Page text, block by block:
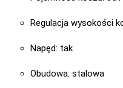
Regulacja wysokości
Napęd: tak
Obudowa: stalowa